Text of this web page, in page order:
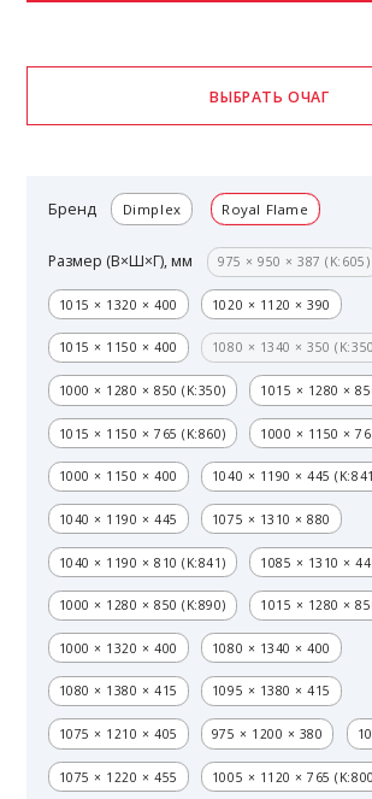
Бренд Dimplex Royal Flame
Размер (В×Ш×Г), мм 975 × 950 × 387 (K:605)
1015 × 1320 × 400 1020 × 1120 × 390
1015 × 1150 × 400 1080 × 1340 × 350
1000 × 1280 × 850 (K:350) 1015 × 1280 ×
1015 × 1150 × 765 (K:860) 1000 × 1150 ×
1000 × 1150 × 400 1040 × 1190 × 445
1040 × 1190 × 445 1075 × 1310 × 880
1040 × 1190 × 810 (K:841) 1085 × 1310 ×
1000 × 1280 × 850 (K:890) 1015 × 1280 ×
1000 × 1320 × 400 1080 × 1340 × 400
1080 × 1380 × 415 1095 × 1380 × 415
1075 × 1210 × 405 975 × 1200 × 380
1075 × 1220 × 455 1005 × 1120 × 765